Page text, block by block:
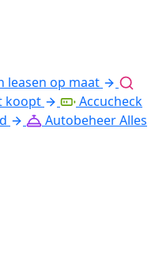
leasen op maat
koopt
Accucheck
AutobeheerAlles